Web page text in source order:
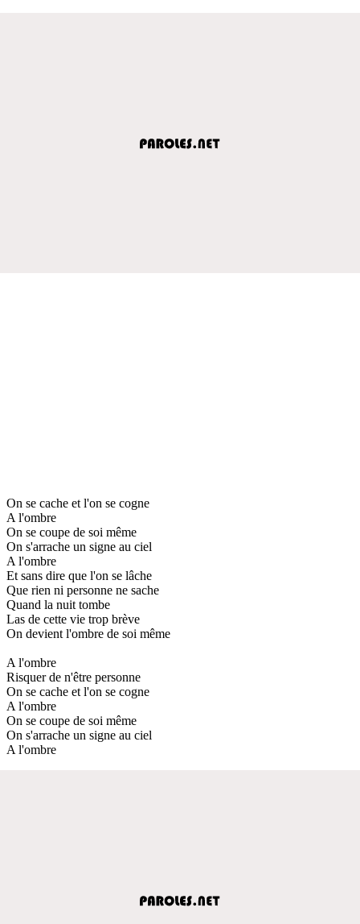
On se cache et l'on se cogne
A l'ombre
On se coupe de soi même
On s'arrache un signe au ciel
A l'ombre
Et sans dire que l'on se lâche
Que rien ni personne ne sache
Quand la nuit tombe
Las de cette vie trop brève
On devient l'ombre de soi même
A l'ombre
Risquer de n'être personne
On se cache et l'on se cogne
A l'ombre
On se coupe de soi même
On s'arrache un signe au ciel
A l'ombre